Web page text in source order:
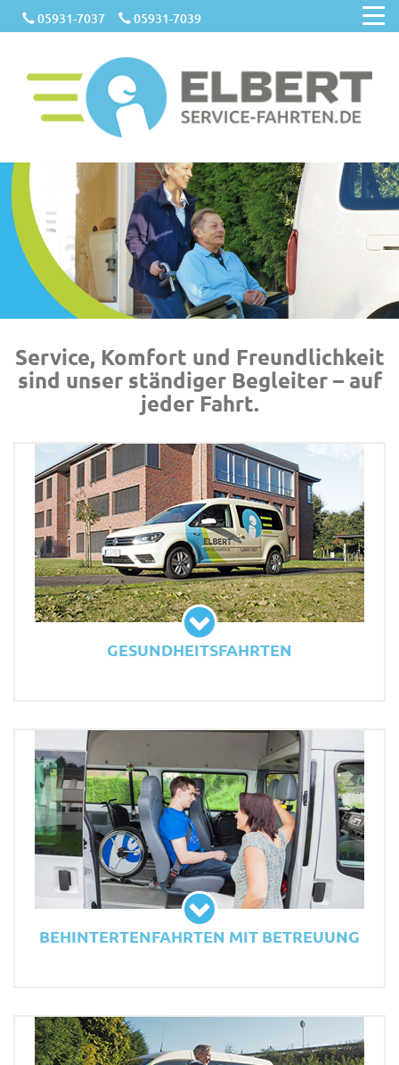
05931-7037 05931-7039
Service, Komfort und Freundlichkeit
sind unser ständiger Begleiter – auf
jeder Fahrt.
GESUNDHEITSFAHRTEN
BEHINTERTENFAHRTEN MIT BETREUUNG